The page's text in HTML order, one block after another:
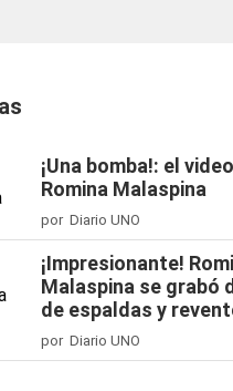
¡Una bomba!: el
Romina Malaspina
por Diario UNO
¡Impresionante!
Malaspina se grabó
de espaldas y
por Diario UNO